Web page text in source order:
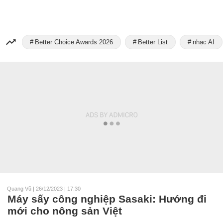
Better Choice Awards 2026 Better List nhạc AI
Quang Vũ | 26/12/2023 | 17:30
Máy sấy công nghiệp Sasaki: Hướng đi
mới cho nông sản Việt